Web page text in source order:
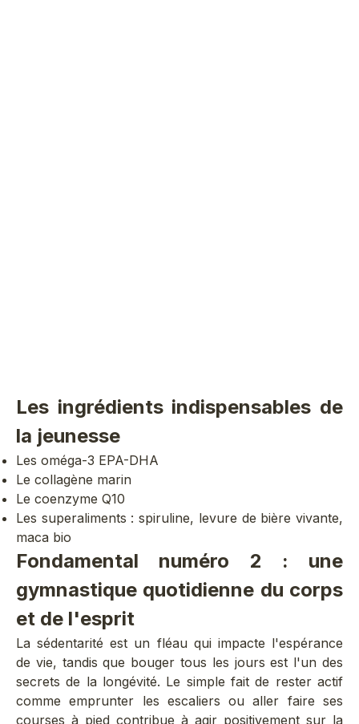
Les ingrédients indispensables de
la jeunesse
Les oméga-3 EPA-DHA
Le collagène marin
Le coenzyme Q10
Les superaliments : spiruline, levure de bière vivante,
maca bio
Fondamental numéro 2 : une
gymnastique quotidienne du corps
et de l'esprit
La sédentarité est un fléau qui impacte l'espérance
de vie, tandis que bouger tous les jours est l'un des
secrets de la longévité. Le simple fait de rester actif
comme emprunter les escaliers ou aller faire ses
courses à pied contribue à agir positivement sur la